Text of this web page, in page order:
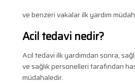
ve benzeri vakalar ilk yardım
Acil tedavi nedir?
Acil tedavi ilk yardımdan sonra,
ve sağlık personelleri tarafından
müdahaledir.